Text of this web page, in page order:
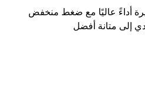
أداءً عاليًا مع ضغط منخفض
إلى متانة أفضل